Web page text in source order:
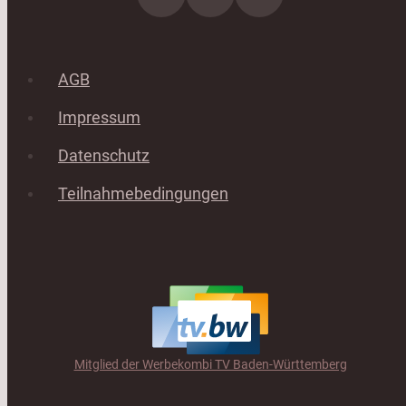
AGB
Impressum
Datenschutz
Teilnahmebedingungen
Mitglied der Werbekombi TV Baden-Württemberg